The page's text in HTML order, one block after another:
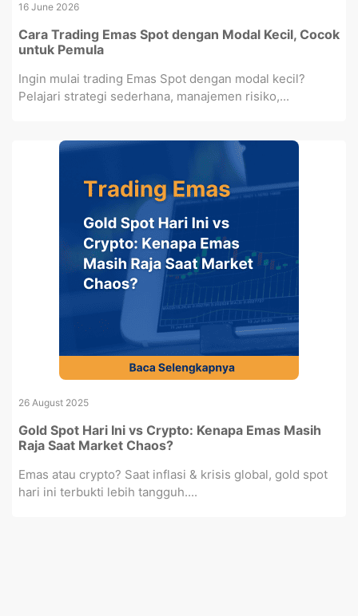
16 June 2026
Cara Trading Emas Spot dengan Modal Kecil, Cocok
untuk Pemula
Ingin mulai trading Emas Spot dengan modal kecil?
Pelajari strategi sederhana, manajemen risiko,...
26 August 2025
Gold Spot Hari Ini vs Crypto: Kenapa Emas Masih
Raja Saat Market Chaos?
Emas atau crypto? Saat inflasi & krisis global, gold spot
hari ini terbukti lebih tangguh....